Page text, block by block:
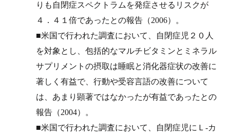
りも自閉症スペクトラムを発症させるリスクが
４．４１倍であったとの報告（2006）。
■米国で行われた調査において、自閉症児２０人
を対象とし、包括的なマルチビタミンとミネラル
サプリメントの摂取は睡眠と消化器症状の改善に
著しく有益で、行動や受容言語の改善について
は、あまり顕著ではなかったが有益であったとの
報告（2004）。
■米国で行われた調査において、自閉症児にＬ-カ